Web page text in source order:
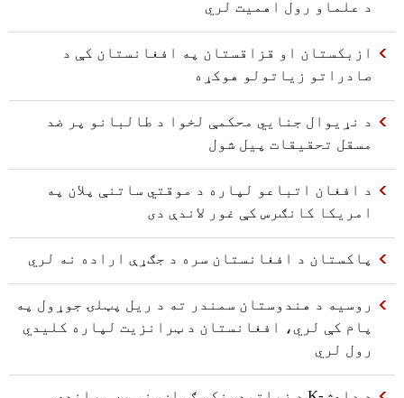
د علماو رول اهمیت لري
ازبکستان او قزاقستان په افغانستان کې د
صادراتو زیاتولو هوکړه
د نړیوال جنایي محکمې لخوا د طالبانو پر ضد
مسقل تحقیقات پیل شول
د افغان اتباعو لپاره د موقتي ساتنې پلان په
امریکا کانګرس کې غور لاندې دی
پاکستان د افغانستان سره د جګړې اراده نه لري
روسیه د هندوستان سمندر ته د ریل پټلۍ جوړول په
پام کې لري، افغانستان د ټرانزیت لپاره کلیدي
رول لري